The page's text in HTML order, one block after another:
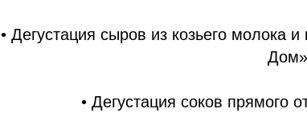
• Дегустация сыров из козьего молока
Дом»
• Дегустация соков прямого